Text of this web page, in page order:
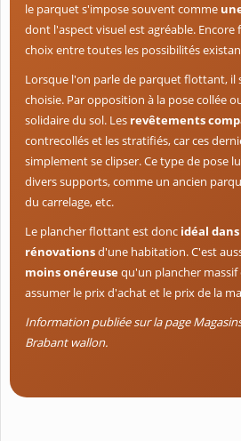
le parquet s'impose souvent comme
dont l'aspect visuel est agréable.
choix entre toutes les possibilités
Lorsque l'on parle de parquet flottant, il
choisie. Par opposition à la pose collée
solidaire du sol. Les revêtements
contrecollés et les stratifiés, car ces
simplement se clipser. Ce type de pose
divers supports, comme un ancien
du carrelage, etc.
Le plancher flottant est donc idéal
rénovationsd'une habitation. C'est
moins onéreusequ'un plancher
assumer le prix d'achat et le prix de la
Information publiée sur la page
Brabant wallon.